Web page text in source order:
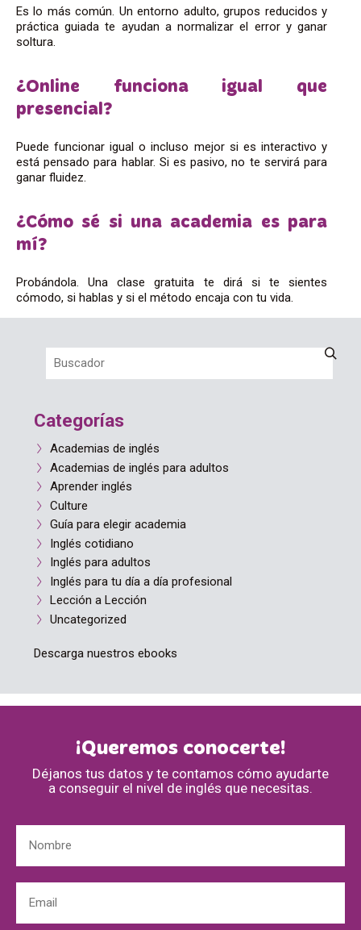
Es lo más común. Un entorno adulto, grupos reducidos y
práctica guiada te ayudan a normalizar el error y ganar
soltura.
¿Online funciona igual que
presencial?
Puede funcionar igual o incluso mejor si es interactivo y
está pensado para hablar. Si es pasivo, no te servirá para
ganar fluidez.
¿Cómo sé si una academia es para
mí?
Probándola. Una clase gratuita te dirá si te sientes
cómodo, si hablas y si el método encaja con tu vida.
Categorías
Academias de inglés
Academias de inglés para adultos
Aprender inglés
Culture
Guía para elegir academia
Inglés cotidiano
Inglés para adultos
Inglés para tu día a día profesional
Lección a Lección
Uncategorized
Descarga nuestros ebooks
¡Queremos conocerte!
Déjanos tus datos y te contamos cómo ayudarte
a conseguir el nivel de inglés que necesitas.